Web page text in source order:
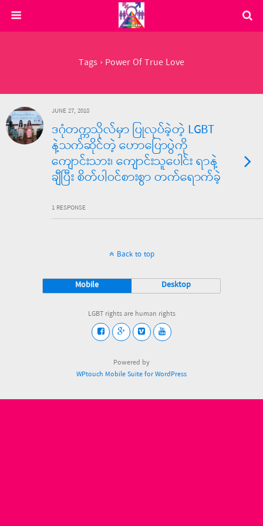
Tags › Power Of True Love
JUNE 27, 2018
ဒဂုံတက္ကသိုလ်မှာ ပြုလုပ်ခဲ့တဲ့ LGBT
နဲ့သက်ဆိုင်တဲ့ ဟောပြောပွဲကို
ကျောင်းသား၊ ကျောင်းသူပေါင်း ရာနဲ့
ချီပြီး စိတ်ပါဝင်စားစွာ တက်ရောက်ခဲ့
1 RESPONSE
Back to top
Mobile Desktop
LGBT rights are human rights
Powered by
WPtouch Mobile Suite for WordPress